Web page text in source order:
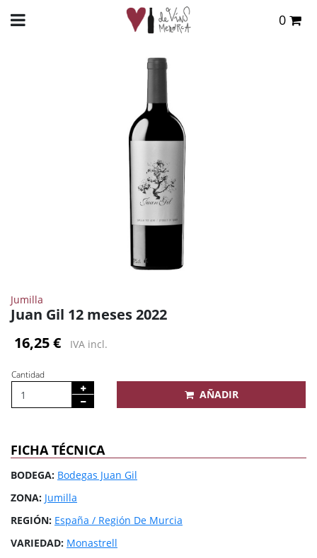
0
VER CESTA
Jumilla
Juan Gil 12 meses 2022
16,25 €
IVA incl.
Cantidad
AÑADIR
FICHA TÉCNICA
BODEGA: Bodegas Juan Gil
ZONA: Jumilla
REGIÓN: España / Región De Murcia
VARIEDAD: Monastrell